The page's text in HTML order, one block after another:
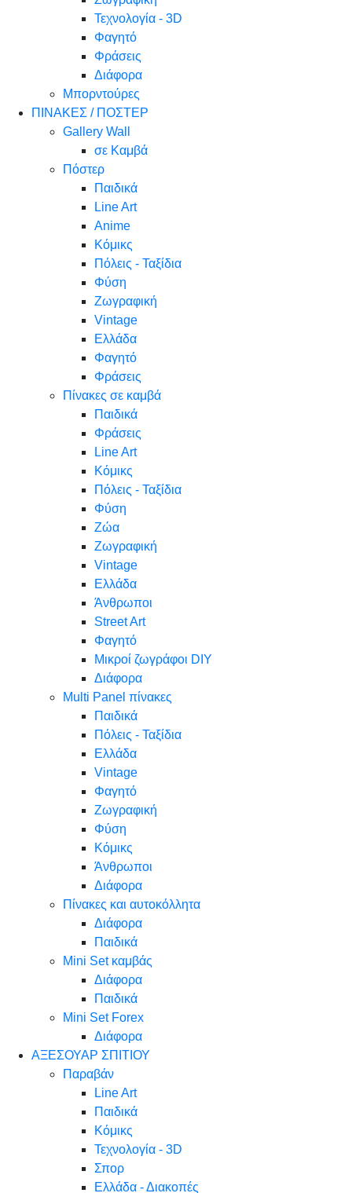
Τεχνολογία - 3D
Φαγητό
Φράσεις
Διάφορα
Μπορντούρες
ΠΙΝΑΚΕΣ / ΠΟΣΤΕΡ
Gallery Wall
σε Καμβά
Πόστερ
Παιδικά
Line Art
Anime
Κόμικς
Πόλεις - Ταξίδια
Φύση
Ζωγραφική
Vintage
Ελλάδα
Φαγητό
Φράσεις
Πίνακες σε καμβά
Παιδικά
Φράσεις
Line Art
Κόμικς
Πόλεις - Ταξίδια
Φύση
Ζώα
Ζωγραφική
Vintage
Ελλάδα
Άνθρωποι
Street Art
Φαγητό
Μικροί ζωγράφοι DIY
Διάφορα
Multi Panel πίνακες
Παιδικά
Πόλεις - Ταξίδια
Ελλάδα
Vintage
Φαγητό
Ζωγραφική
Φύση
Κόμικς
Άνθρωποι
Διάφορα
Πίνακες και αυτοκόλλητα
Διάφορα
Παιδικά
Mini Set καμβάς
Διάφορα
Παιδικά
Mini Set Forex
Διάφορα
ΑΞΕΣΟΥΑΡ ΣΠΙΤΙΟΥ
Παραβάν
Line Art
Παιδικά
Κόμικς
Τεχνολογία - 3D
Σπορ
Ελλάδα - Διακοπές